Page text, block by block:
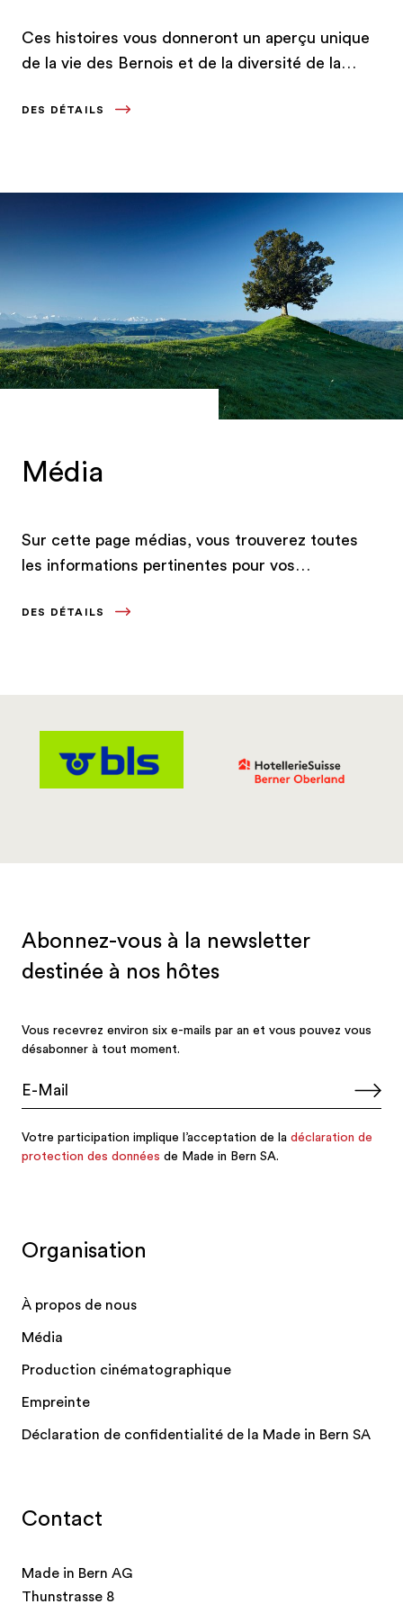
Ces histoires vous donneront un aperçu unique
de la vie des Bernois et de la diversité de la
DES DÉTAILS
Média
Sur cette page médias, vous trouverez toutes
les informations pertinentes pour vos
DES DÉTAILS
Contact
Made in Bern AG
Thunstrasse 8
Organisation
À propos de nous
Média
Production cinématographique
Empreinte
Déclaration de confidentialité de la Made in Bern SA